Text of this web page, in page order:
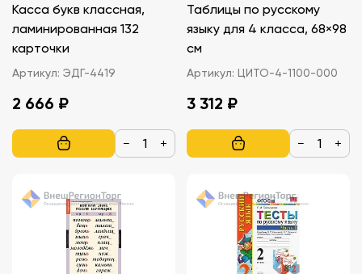
Касса букв классная,
ламинированная 132
карточки
Артикул: ЭДГ-4419
2 666 ₽
− +
Таблицы по русскому
языку для 4 класса, 68×98
см
Артикул: ЦИТО-4-1100-000
3 312 ₽
− +